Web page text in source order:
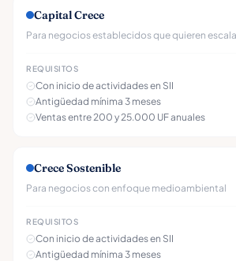
Capital Crece
Para negocios establecidos que quieren
REQUISITOS
Con inicio de actividades en SII
Antigüedad mínima 3 meses
Ventas entre 200 y 25.000 UF anuales
Crece Sostenible
Para negocios con enfoque medioambiental
REQUISITOS
Con inicio de actividades en SII
Antigüedad mínima 3 meses